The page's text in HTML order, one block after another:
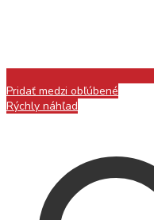
Pridať medzi obľúbené
Rýchly náhľad